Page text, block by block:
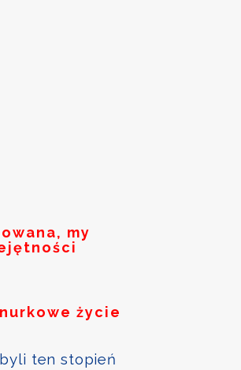
my
życie
ten stopień